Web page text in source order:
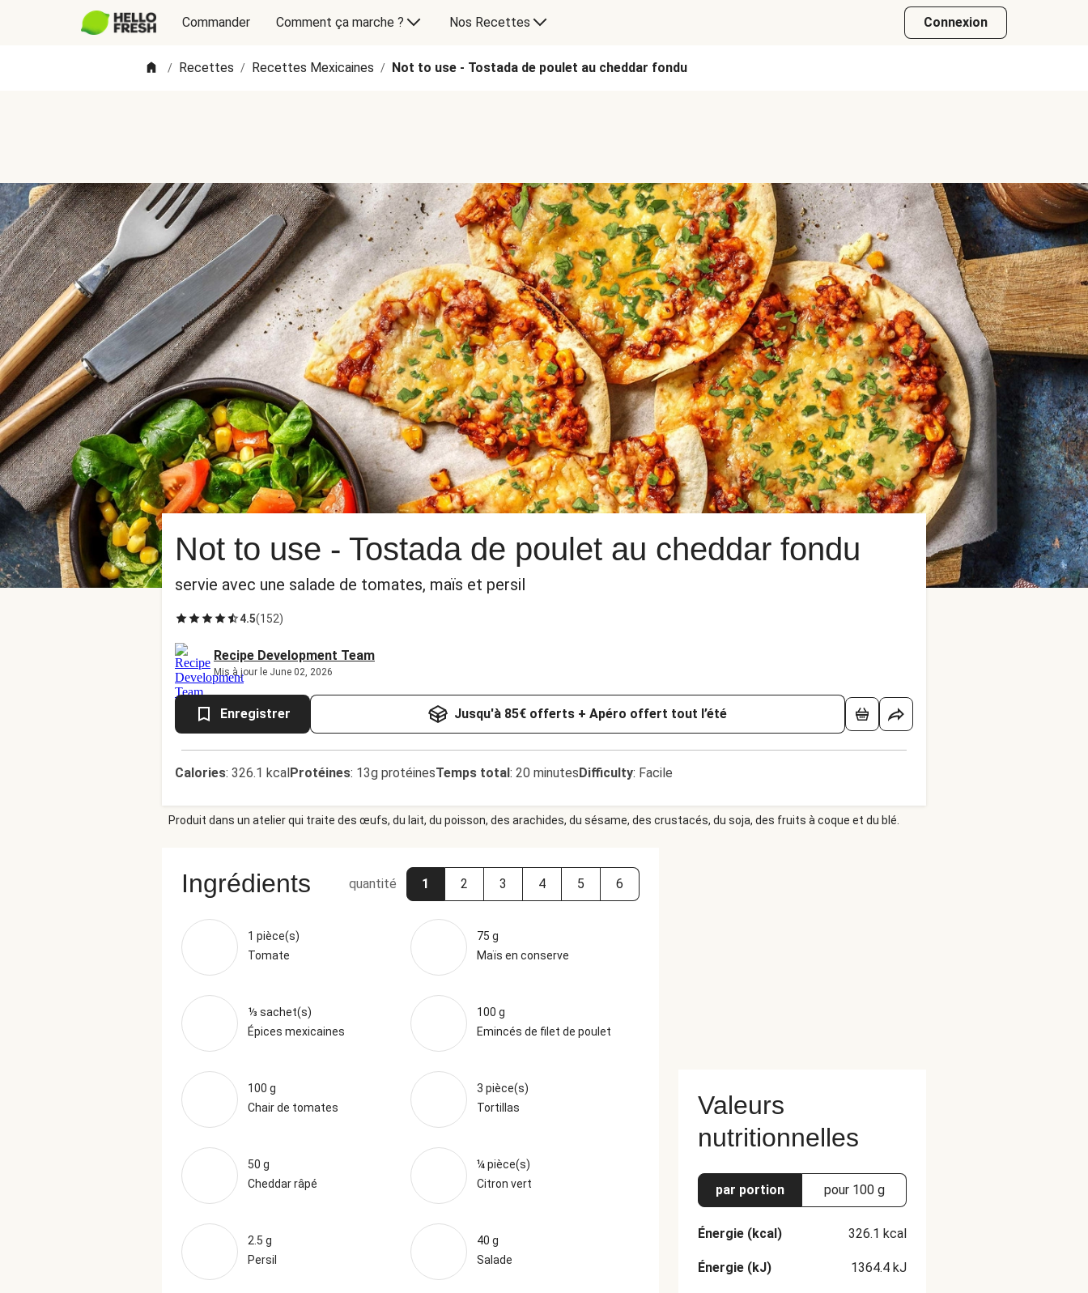
Commander Comment ça marche ? Nos Recettes Connexion
/ Recettes / Recettes Mexicaines / Not to use - Tostada de poulet au cheddar fondu
Not to use - Tostada de poulet au cheddar fondu
servie avec une salade de tomates, maïs et persil
4.5(152)
Recipe Development Team
Mis à jour le June 02, 2026
Enregistrer Jusqu'à 85€ offerts + Apéro offert tout l’été
Calories: 326.1 kcalProtéines: 13g protéinesTemps total: 20 minutesDifficulty: Facile
Produit dans un atelier qui traite des œufs, du lait, du poisson, des arachides, du sésame, des crustacés, du soja, des fruits à coque et du blé.
Ingrédients quantité 1 2 3 4 5 6
1 pièce(s)
Tomate
75 g
Maïs en conserve
⅓ sachet(s)
Épices mexicaines
100 g
Emincés de filet de poulet
100 g
Chair de tomates
3 pièce(s)
Tortillas
50 g
Cheddar râpé
¼ pièce(s)
Citron vert
2.5 g
Persil
40 g
Salade
Valeurs
nutritionnelles
par portion pour 100 g
Énergie (kcal) 326.1 kcal
Énergie (kJ) 1364.4 kJ